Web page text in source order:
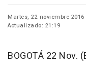
Martes, 22 noviembre 2016
Actualizado: 21:19
BOGOTÁ 22 Nov.